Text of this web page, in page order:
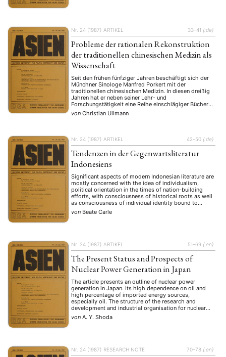
Nr. 24 (1987) ARTIKEL 33–41 {:de}
Probleme der rationalen Rekonstruktion
der traditionellen chinesischen Medizin als
Wissenschaft
Seit den frühen fünfziger Jahren beschäftigt sich der
Münchner Sinologe Manfred Porkert mit der
traditionellen chinesischen Medizin. In diesen dreißig
Jahren hat er neben seiner Lehr- und
Forschungstätigkeit eine Reihe einschlägiger Bücher
und eine Vielzahl anderer Publikationen verfaßt und
außerdem die wohl umfangreichste Bibliothek über
von Christian Ullmann
Nr. 24 (1987) ARTIKEL 42–50 {:de}
Tendenzen in der Gegenwartsliteratur
Indonesiens
Significant aspects of modern Indonesian literature are
mostly concerned with the idea of individualism,
political orientation in the times of nation-building
efforts, with consciousness of historical roots as well
as consciousness of individual identity bound to
regional culture, furthermore absurdity and
grotesqueness as literary expression of Indonesian
von Beate Carle
Nr. 24 (1987) ARTIKEL 51–69 {:en}
The Present Status and Prospects of
Nuclear Power Generation in Japan
The article presents an outline of nuclear power
generation in Japan. Its high dependence on oil and
high percentage of imported energy sources,
especially oil. The structure of the research and
development and industrial organisation for nuclear
power in Japan. Nuclear power regulation and status
of nuclear power in this country.
von A. Y. Shoda
Nr. 24 (1987) RESEARCH NOTE 70–78 {:en}